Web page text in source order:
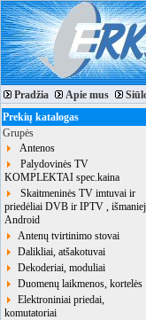
Pradžia Apie mus
Prekių katalogas
Grupės
Antenos
Palydovinės TV
KOMPLEKTAI spec.kaina
Skaitmeninės TV imtuvai ir
priedėliai DVB ir IPTV ,
Android
Antenų tvirtinimo stovai
Dalikliai, atšakotuvai
Dekoderiai, moduliai
Duomenų laikmenos, kortelės
Elektroniniai priedai,
komutatoriai